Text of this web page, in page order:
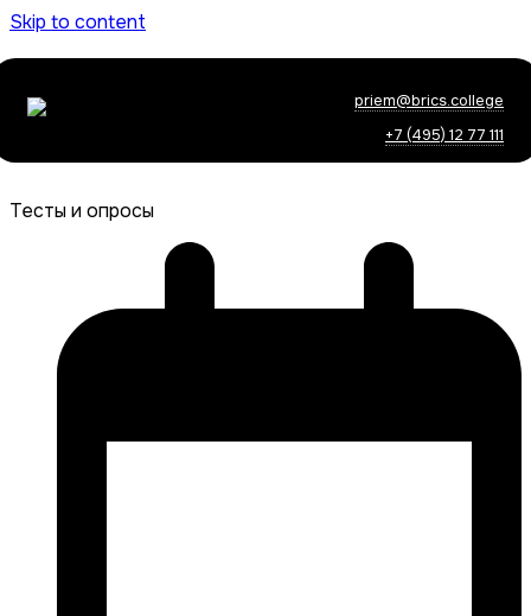
Skip to content
priem@brics.college
+7 (495) 12 77 111
Тесты и опросы